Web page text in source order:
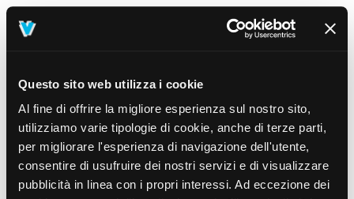
Questo sito web utilizza i cookie
Al fine di offrire la migliore esperienza sul nostro sito,
utilizziamo varie tipologie di cookie, anche di terze parti,
per migliorare l'esperienza di navigazione dell'utente,
consentire di usufruire dei nostri servizi e di visualizzare
pubblicità in linea con i propri interessi. Ad eccezione dei